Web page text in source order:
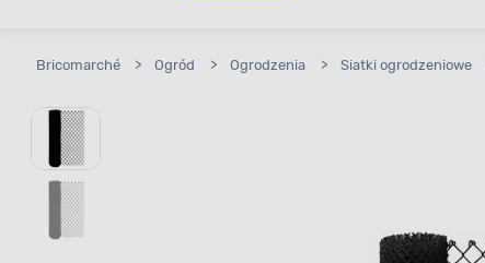
Bricomarché > Ogród > Ogrodzenia > Siatki ogrodzeniowe